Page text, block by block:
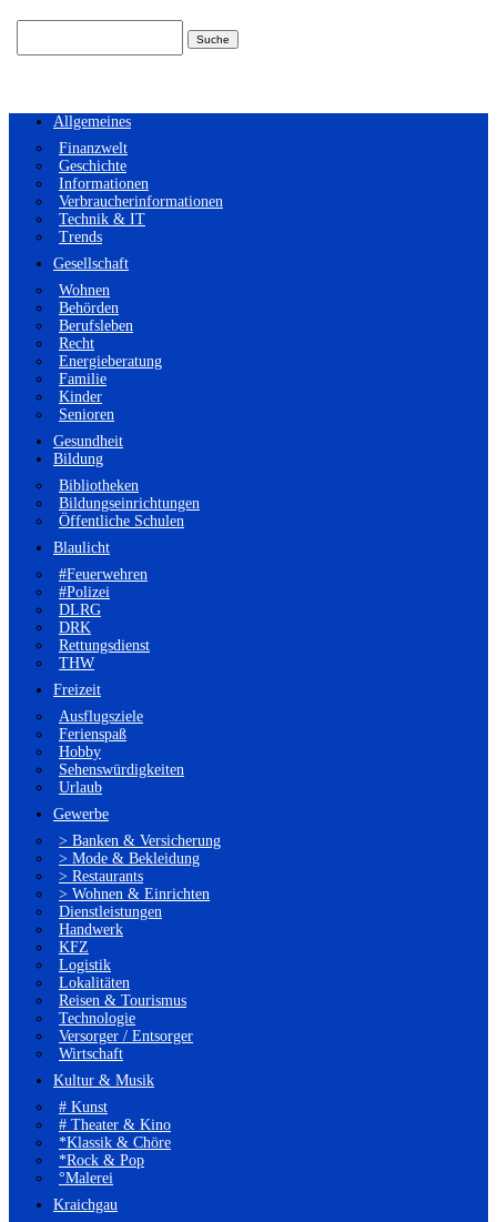
Allgemeines
Finanzwelt
Geschichte
Informationen
Verbraucherinformationen
Technik & IT
Trends
Gesellschaft
Wohnen
Behörden
Berufsleben
Recht
Energieberatung
Familie
Kinder
Senioren
Gesundheit
Bildung
Bibliotheken
Bildungseinrichtungen
Öffentliche Schulen
Blaulicht
#Feuerwehren
#Polizei
DLRG
DRK
Rettungsdienst
THW
Freizeit
Ausflugsziele
Ferienspaß
Hobby
Sehenswürdigkeiten
Urlaub
Gewerbe
> Banken & Versicherung
> Mode & Bekleidung
> Restaurants
> Wohnen & Einrichten
Dienstleistungen
Handwerk
KFZ
Logistik
Lokalitäten
Reisen & Tourismus
Technologie
Versorger / Entsorger
Wirtschaft
Kultur & Musik
# Kunst
# Theater & Kino
*Klassik & Chöre
*Rock & Pop
°Malerei
Kraichgau